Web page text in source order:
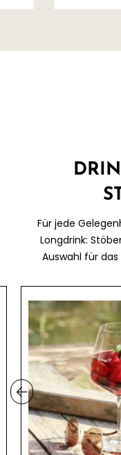
Für jede
Longdrink:
Auswahl für